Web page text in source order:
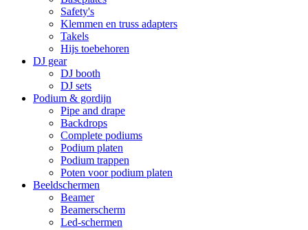
Safety's
Klemmen en truss adapters
Takels
Hijs toebehoren
DJ gear
DJ booth
DJ sets
Podium & gordijn
Pipe and drape
Backdrops
Complete podiums
Podium platen
Podium trappen
Poten voor podium platen
Beeldschermen
Beamer
Beamerscherm
Led-schermen